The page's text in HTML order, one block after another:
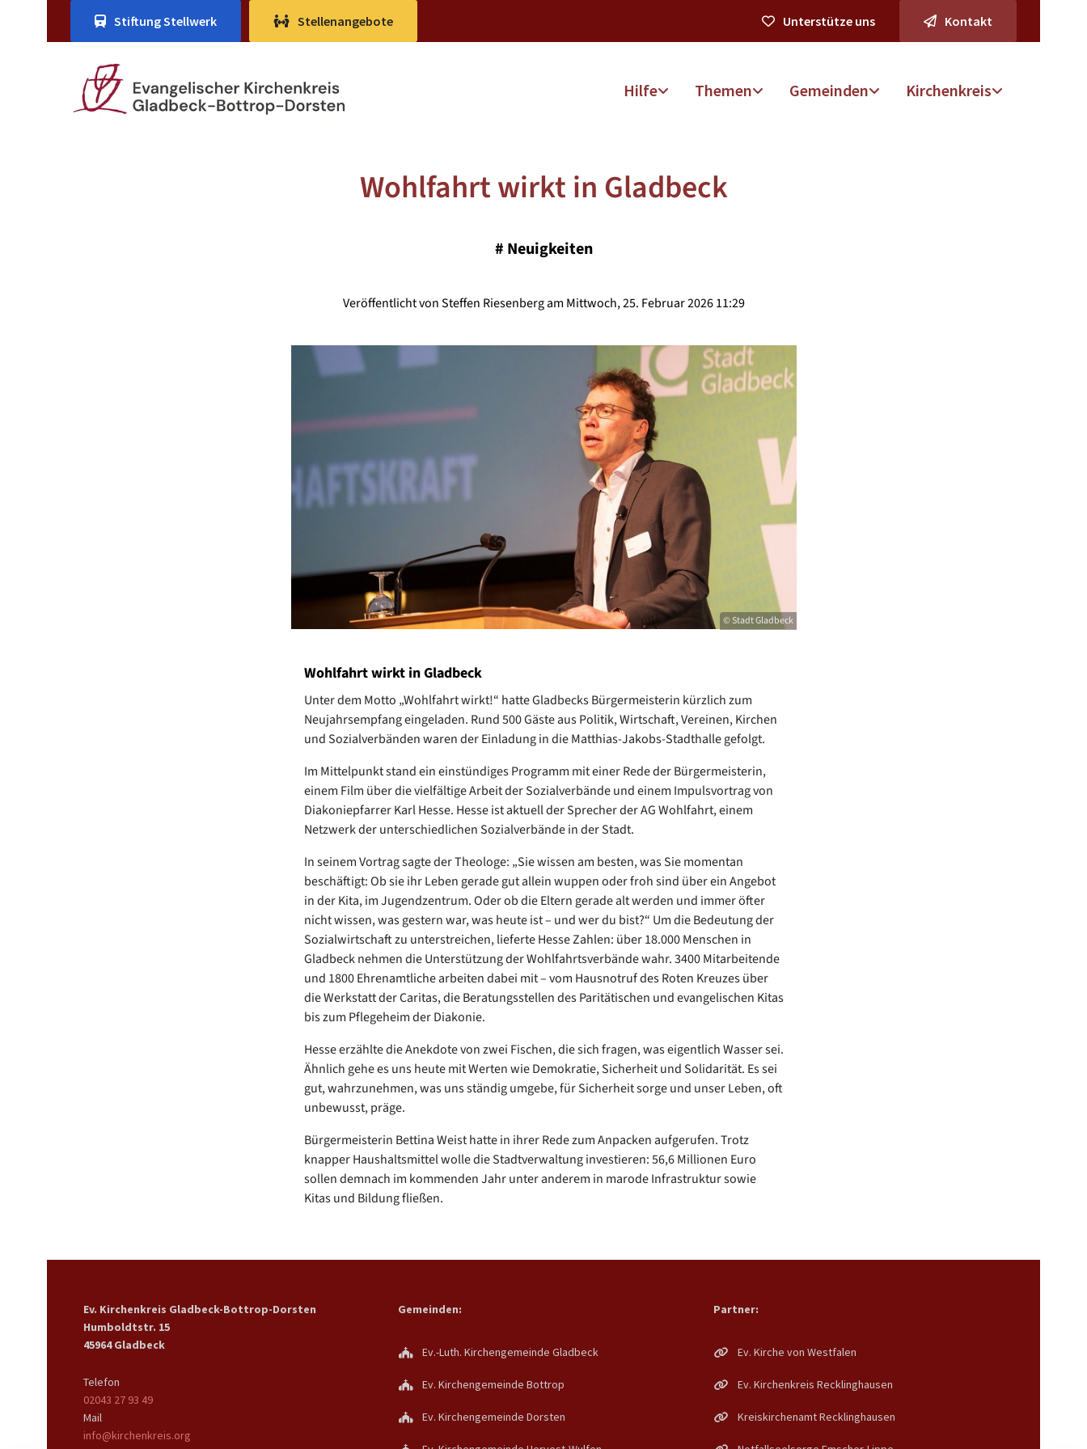
Kontakt
Unterstütze uns
Stiftung Stellwerk Stellenangebote
Hilfe Themen Gemeinden Kirchenkreis
Wohlfahrt wirkt in Gladbeck
# Neuigkeiten
Veröffentlicht von Steffen Riesenberg am Mittwoch, 25. Februar 2026 11:29
© Stadt Gladbeck
Wohlfahrt wirkt in Gladbeck
Unter dem Motto „Wohlfahrt wirkt!“ hatte Gladbecks Bürgermeisterin kürzlich zum
Neujahrsempfang eingeladen. Rund 500 Gäste aus Politik, Wirtschaft, Vereinen, Kirchen
und Sozialverbänden waren der Einladung in die Matthias-Jakobs-Stadthalle gefolgt.
Im Mittelpunkt stand ein einstündiges Programm mit einer Rede der Bürgermeisterin,
einem Film über die vielfältige Arbeit der Sozialverbände und einem Impulsvortrag von
Diakoniepfarrer Karl Hesse. Hesse ist aktuell der Sprecher der AG Wohlfahrt, einem
Netzwerk der unterschiedlichen Sozialverbände in der Stadt.
In seinem Vortrag sagte der Theologe: „Sie wissen am besten, was Sie momentan
beschäftigt: Ob sie ihr Leben gerade gut allein wuppen oder froh sind über ein Angebot
in der Kita, im Jugendzentrum. Oder ob die Eltern gerade alt werden und immer öfter
nicht wissen, was gestern war, was heute ist – und wer du bist?“ Um die Bedeutung der
Sozialwirtschaft zu unterstreichen, lieferte Hesse Zahlen: über 18.000 Menschen in
Gladbeck nehmen die Unterstützung der Wohlfahrtsverbände wahr. 3400 Mitarbeitende
und 1800 Ehrenamtliche arbeiten dabei mit – vom Hausnotruf des Roten Kreuzes über
die Werkstatt der Caritas, die Beratungsstellen des Paritätischen und evangelischen Kitas
bis zum Pflegeheim der Diakonie.
Hesse erzählte die Anekdote von zwei Fischen, die sich fragen, was eigentlich Wasser sei.
Ähnlich gehe es uns heute mit Werten wie Demokratie, Sicherheit und Solidarität. Es sei
gut, wahrzunehmen, was uns ständig umgebe, für Sicherheit sorge und unser Leben, oft
unbewusst, präge.
Bürgermeisterin Bettina Weist hatte in ihrer Rede zum Anpacken aufgerufen. Trotz
knapper Haushaltsmittel wolle die Stadtverwaltung investieren: 56,6 Millionen Euro
sollen demnach im kommenden Jahr unter anderem in marode Infrastruktur sowie
Kitas und Bildung fließen.
Ev. Kirchenkreis Gladbeck-Bottrop-Dorsten
Humboldtstr. 15
45964 Gladbeck
Telefon
02043 27 93 49
Mail
info@kirchenkreis.org
Gemeinden:
Ev.-Luth. Kirchengemeinde Gladbeck
Ev. Kirchengemeinde Bottrop
Ev. Kirchengemeinde Dorsten
Partner:
Ev. Kirche von Westfalen
Ev. Kirchenkreis Recklinghausen
Kreiskirchenamt Recklinghausen